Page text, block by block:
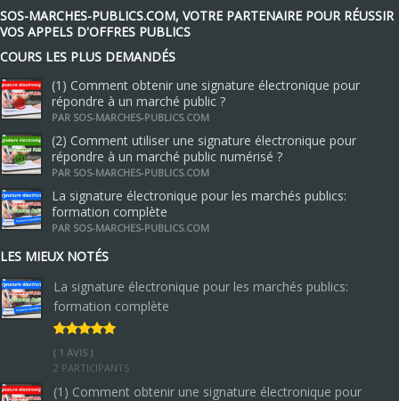
SOS-MARCHES-PUBLICS.COM, VOTRE PARTENAIRE POUR RÉUSSIR
VOS APPELS D'OFFRES PUBLICS
COURS LES PLUS DEMANDÉS
(1) Comment obtenir une signature électronique pour
répondre à un marché public ?
PAR SOS-MARCHES-PUBLICS.COM
(2) Comment utiliser une signature électronique pour
répondre à un marché public numérisé ?
PAR SOS-MARCHES-PUBLICS.COM
La signature électronique pour les marchés publics:
formation complète
PAR SOS-MARCHES-PUBLICS.COM
LES MIEUX NOTÉS
La signature électronique pour les marchés publics:
formation complète
( 1 AVIS )
2 PARTICIPANTS
(1) Comment obtenir une signature électronique pour